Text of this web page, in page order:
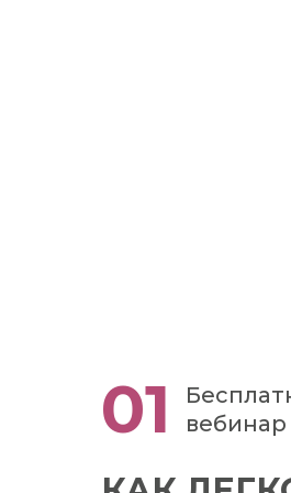
вебинар
01